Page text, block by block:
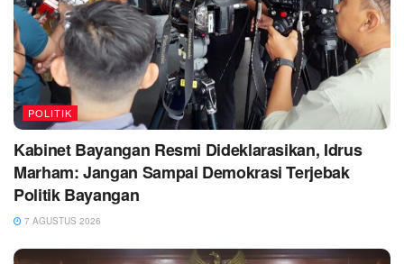
POLITIK
Kabinet Bayangan Resmi Dideklarasikan, Idrus
Marham: Jangan Sampai Demokrasi Terjebak
Politik Bayangan
7 AGUSTUS 2026